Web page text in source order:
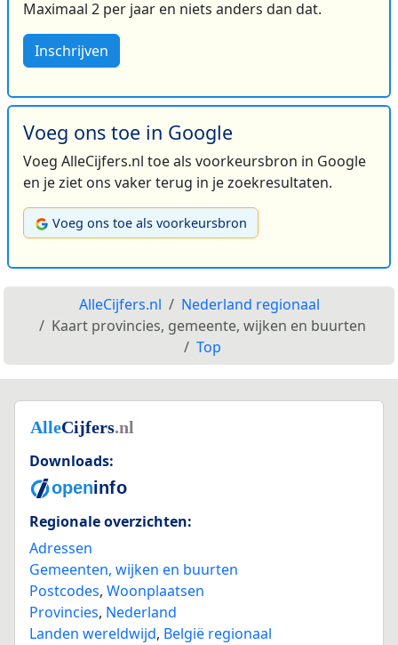
Maximaal 2 per jaar en niets anders dan dat.
Inschrijven
Voeg ons toe in Google
Voeg AlleCijfers.nl toe als voorkeursbron in Google
en je ziet ons vaker terug in je zoekresultaten.
Voeg ons toe als voorkeursbron
AlleCijfers.nl
Nederland regionaal
Kaart provincies, gemeente, wijken en buurten
Top
Downloads:
Regionale overzichten:
Adressen
Gemeenten, wijken en buurten
Postcodes, Woonplaatsen
Provincies, Nederland
Landen wereldwijd, België regionaal